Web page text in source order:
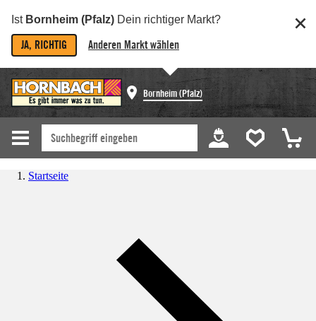
Ist Bornheim (Pfalz) Dein richtiger Markt?
JA, RICHTIG Anderen Markt wählen
Bornheim (Pfalz)
Startseite